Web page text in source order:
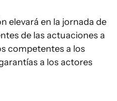
elevará en la jornada de
de las actuaciones a
competentes a los
a los actores